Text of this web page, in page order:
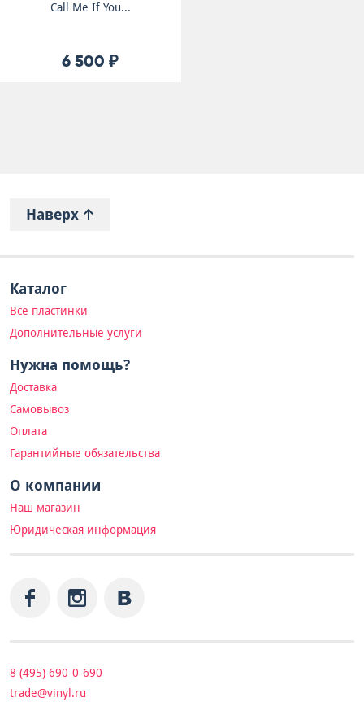
Call Me If You...
6 500 ₽
Наверх
Каталог
Все пластинки
Дополнительные услуги
Нужна помощь?
Доставка
Самовывоз
Оплата
Гарантийные обязательства
О компании
Наш магазин
Юридическая информация
8 (495) 690-0-690
trade@vinyl.ru